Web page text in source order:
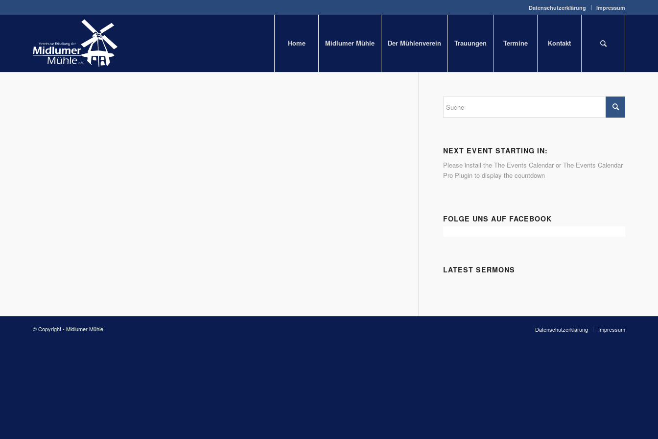
Datenschutzerklärung Impressum
Home Midlumer Mühle Der Mühlenverein Trauungen Termine Kontakt
NEXT EVENT STARTING IN:
Please install the The Events Calendaror The Events Calendar
ProPlugin to display the countdown
FOLGE UNS AUF FACEBOOK
LATEST SERMONS
© Copyright - Midlumer Mühle Datenschutzerklärung Impressum